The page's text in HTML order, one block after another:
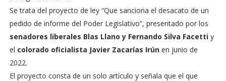
Se trata del proyecto de ley “Que sanciona el desacato de un
pedido de informe del Poder Legislativo”, presentado por los
senadores liberales Blas Llano y Fernando Silva Facettiy
el colorado oficialista Javier Zacarías Irúnen junio de
2022.
El proyecto consta de un solo artículo y señala que el que